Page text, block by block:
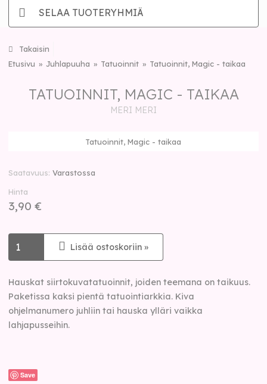
SELAA TUOTERYHMIÄ
Takaisin
Etusivu
Juhlapuuha Tatuoinnit Tatuoinnit, Magic - taikaa
TATUOINNIT, MAGIC - TAIKAA
MERI MERI
Tatuoinnit, Magic - taikaa
Saatavuus Varastossa
Hinta
3,90 €
Lisää ostoskoriin »
Hauskat siirtokuvatatuoinnit, joiden teemana on taikuus.
Paketissa kaksi pientä tatuointiarkkia. Kiva
ohjelmanumero juhliin tai hauska ylläri vaikka
lahjapusseihin.
Save